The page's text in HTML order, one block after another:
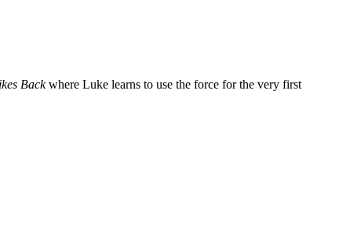
Backwhere Luke learns to use the force for the very first